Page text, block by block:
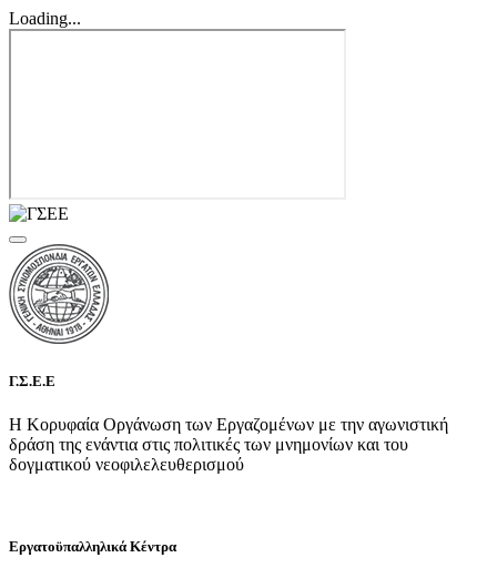
Loading...
Γ.Σ.Ε.Ε
Η Κορυφαία Οργάνωση των Εργαζομένων με την αγωνιστική
δράση της ενάντια στις πολιτικές των μνημονίων και του
δογματικού νεοφιλελευθερισμού
Εργατοϋπαλληλικά Κέντρα